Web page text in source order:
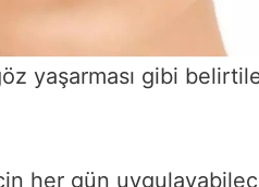
yaşarması gibi
her gün